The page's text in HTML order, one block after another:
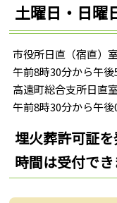
土曜日・日曜
市役所日直（宿直）室
午前8時30分から午後
高遠町総合支所日直
午前8時30分から午
埋火葬許可証
時間は受付でき